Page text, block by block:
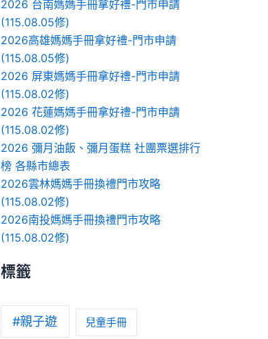
2026 台南媽媽手冊拿好禮-門市申請
(115.08.05修)
2026高雄媽媽手冊拿好禮-門市申請
(115.08.05修)
2026 屏東媽媽手冊拿好禮-門市申請
(115.08.02修)
2026 花蓮媽媽手冊拿好禮-門市申請
(115.08.02修)
2026 彌月油飯、彌月蛋糕 社團票選排行
榜 各縣市總表
2026雲林媽媽手冊換禮門市攻略
(115.08.02修)
2026南投媽媽手冊換禮門市攻略
(115.08.02修)
標籤
#親子遊 兒童手冊